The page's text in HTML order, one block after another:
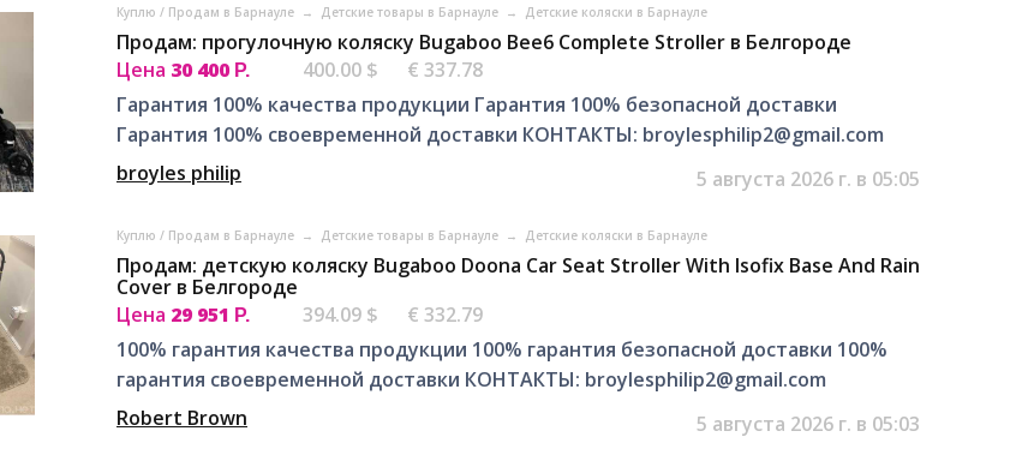
Куплю / Продам в Барнауле → Детские товары в Барнауле → Детские коляски в Барнауле
Продам: прогулочную коляску Bugaboo Bee6 Complete Stroller в Белгороде
Цена 30 400 Р. 400.00 $
€ 337.78
Гарантия 100% качества продукции Гарантия 100% безопасной доставки
Гарантия 100% своевременной доставки КОНТАКТЫ: broylesphilip2@gmail.com
broyles philip
5 августа 2026 г. в 05:05
Куплю / Продам в Барнауле → Детские товары в Барнауле → Детские коляски в Барнауле
Продам: детскую коляску Bugaboo Doona Car Seat Stroller With Isofix Base And Rain
Cover в Белгороде
Цена 29 951 Р. 394.09 $
€ 332.79
100% гарантия качества продукции 100% гарантия безопасной доставки 100%
гарантия своевременной доставки КОНТАКТЫ: broylesphilip2@gmail.com
Robert Brown
5 августа 2026 г. в 05:03